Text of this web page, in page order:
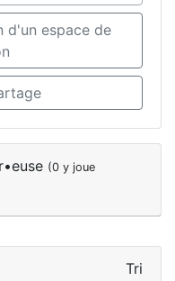
d'un espace de
(0 y joue
Tri